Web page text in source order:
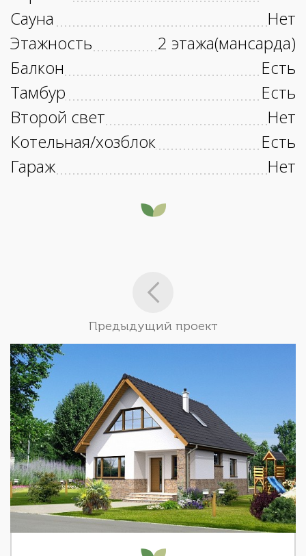
Сауна
Нет
Этажность
2 этажа(мансарда)
Балкон
Есть
Тамбур
Есть
Второй свет
Нет
Котельная/хозблок
Есть
Гараж
Нет
Предыдущий проект